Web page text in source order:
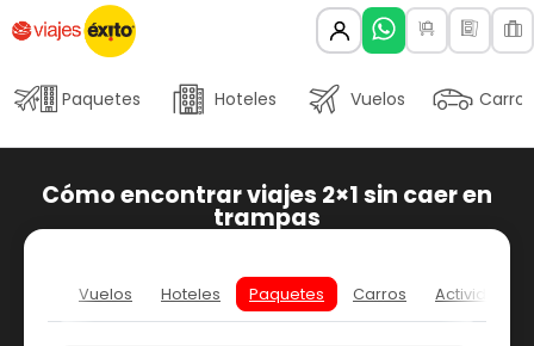
Paquetes Hoteles Vuelos Carros
Cómo encontrar viajes 2×1 sin caer en
trampas
Vuelos Hoteles Paquetes Carros Actividades